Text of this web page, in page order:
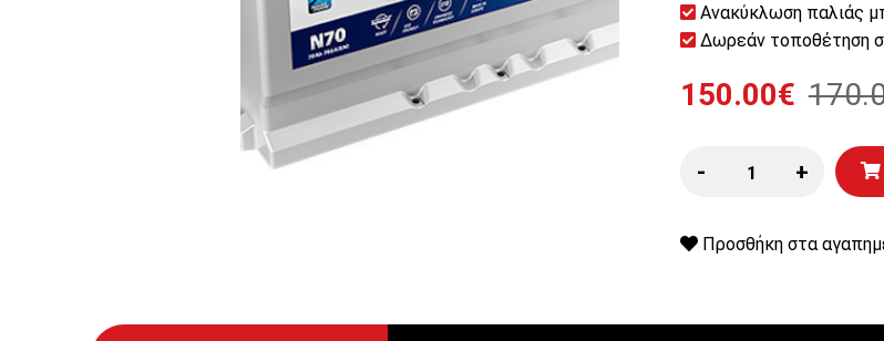
Ανακύκλωση παλιάς
Δωρεάν τοποθέτηση
150.00€
- +
Προσθήκη στα